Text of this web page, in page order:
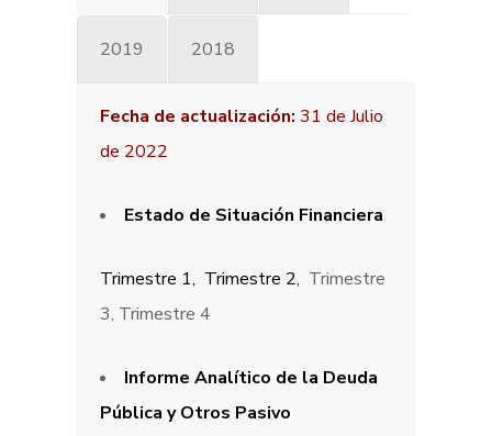
2019 2018
Fecha de actualización: 31 de Julio
de 2022
Estado de Situación Financiera
Trimestre 1, Trimestre 2, Trimestre
3, Trimestre 4
Informe Analítico de la Deuda
Pública y Otros Pasivo